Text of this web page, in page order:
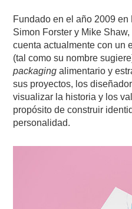
Fundado en el año 2009
Simon Forster y Mike
cuenta actualmente con un
(tal como su nombre
packagingalimentario y
sus proyectos, los
visualizar la historia y los
propósito de construir
personalidad.